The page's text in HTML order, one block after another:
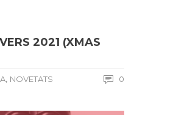
2021 (XMAS
, NOVETATS 0